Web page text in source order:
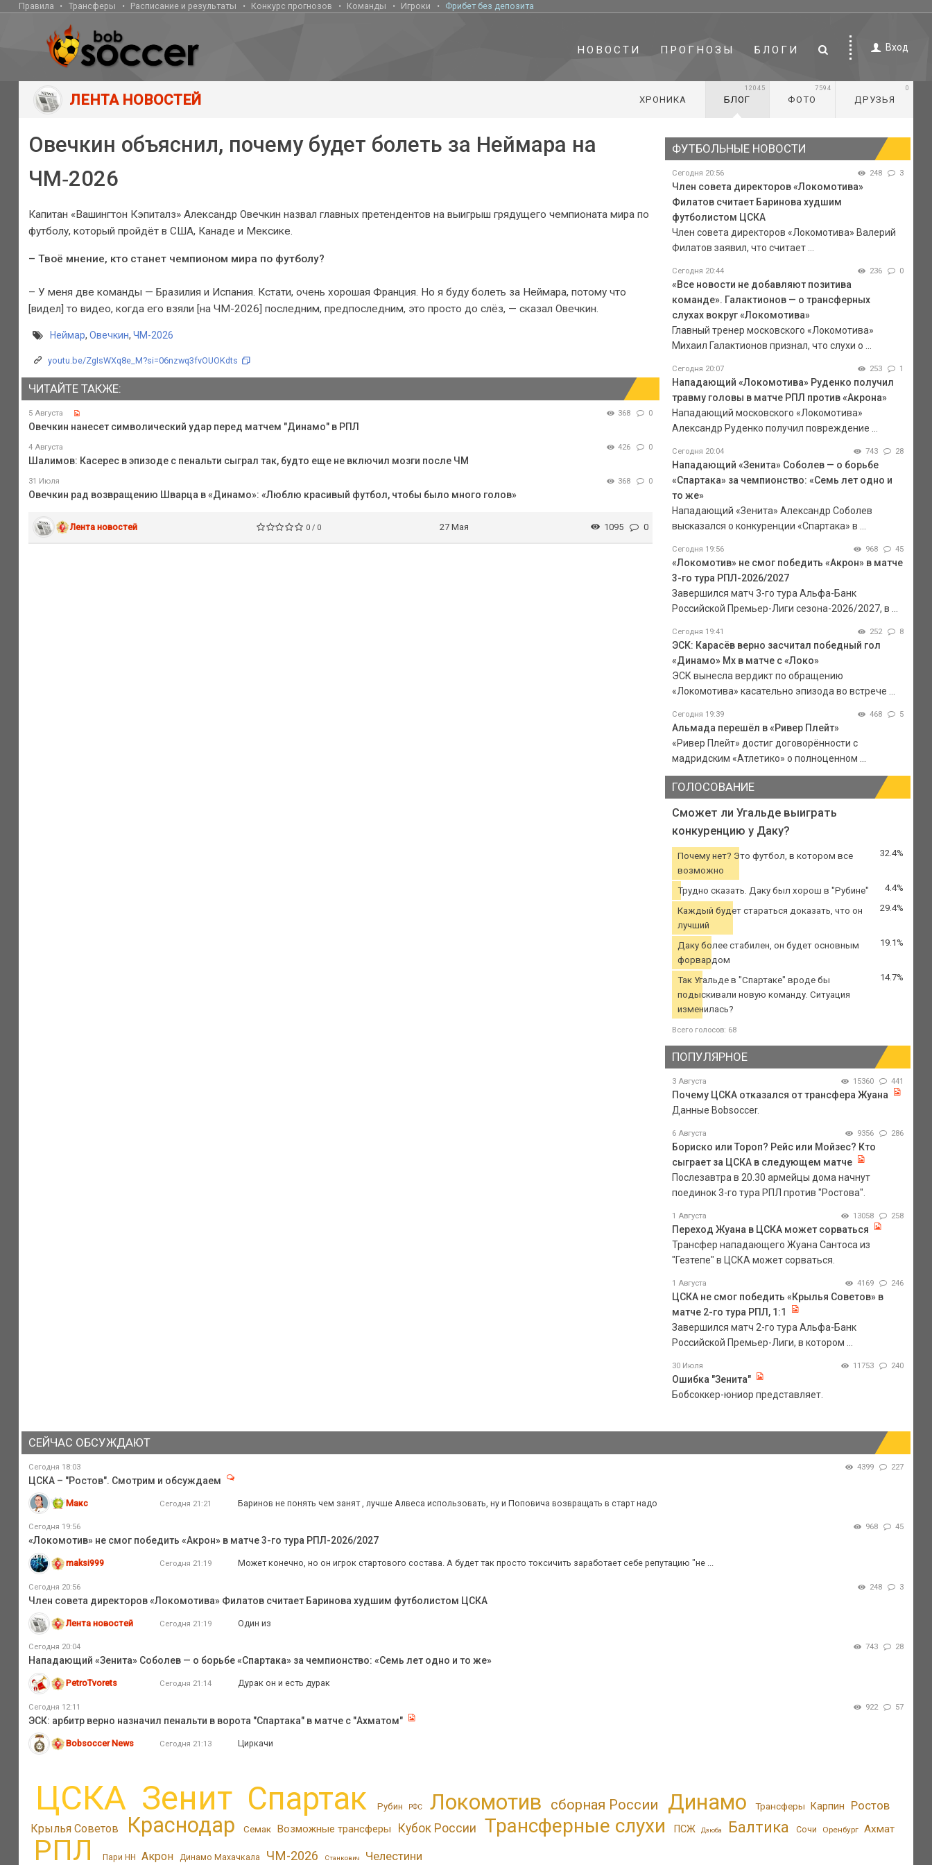
Правила Трансферы Расписание и результаты Конкурс прогнозов Команды Игроки Фрибет без депозита
НОВОСТИ ПРОГНОЗЫ БЛОГИ Вход
ЛЕНТА НОВОСТЕЙ ХРОНИКА БЛОГ
12045
ФОТО
7594
ДРУЗЬЯ
0
Овечкин объяснил, почему будет болеть за Неймара на
ЧМ‑2026
Капитан «Вашингтон Кэпиталз» Александр Овечкин назвал главных претендентов на выигрыш грядущего чемпионата мира по
футболу, который пройдёт в США, Канаде и Мексике.
– Твоё мнение, кто станет чемпионом мира по футболу?
– У меня две команды — Бразилия и Испания. Кстати, очень хорошая Франция. Но я буду болеть за Неймара, потому что
[видел] то видео, когда его взяли [на ЧМ-2026] последним, предпоследним, это просто до слёз, — сказал Овечкин.
Неймар, Овечкин, ЧМ-2026
youtu.be/ZgIsWXq8e_M?si=06nzwq3fvOUOKdts
ЧИТАЙТЕ ТАКЖЕ:
5 Августа 368 0
Овечкин нанесет символический удар перед матчем "Динамо" в РПЛ
4 Августа 426 0
Шалимов: Касерес в эпизоде с пенальти сыграл так, будто еще не включил мозги после ЧМ
31 Июля 368 0
Овечкин рад возвращению Шварца в «Динамо»: «Люблю красивый футбол, чтобы было много голов»
Лента новостей 0 / 0 27 Мая 1095 0
ФУТБОЛЬНЫЕ НОВОСТИ
Сегодня 20:56 248 3
Член совета директоров «Локомотива»
Филатов считает Баринова худшим
футболистом ЦСКА
Член совета директоров «Локомотива» Валерий
Филатов заявил, что считает ...
Сегодня 20:44 236 0
«Все новости не добавляют позитива
команде». Галактионов — о трансферных
слухах вокруг «Локомотива»
Главный тренер московского «Локомотива»
Михаил Галактионов признал, что слухи о ...
Сегодня 20:07 253 1
Нападающий «Локомотива» Руденко получил
травму головы в матче РПЛ против «Акрона»
Нападающий московского «Локомотива»
Александр Руденко получил повреждение ...
Сегодня 20:04 743 28
Нападающий «Зенита» Соболев — о борьбе
«Спартака» за чемпионство: «Семь лет одно и
то же»
Нападающий «Зенита» Александр Соболев
высказался о конкуренции «Спартака» в ...
Сегодня 19:56 968 45
«Локомотив» не смог победить «Акрон» в матче
3-го тура РПЛ-2026/2027
Завершился матч 3-го тура Альфа-Банк
Российской Премьер-Лиги сезона-2026/2027, в ...
Сегодня 19:41 252 8
ЭСК: Карасёв верно засчитал победный гол
«Динамо» Мх в матче с «Локо»
ЭСК вынесла вердикт по обращению
«Локомотива» касательно эпизода во встрече ...
Сегодня 19:39 468 5
Альмада перешёл в «Ривер Плейт»
«Ривер Плейт» достиг договорённости с
мадридским «Атлетико» о полноценном ...
ГОЛОСОВАНИЕ
Сможет ли Угальде выиграть
конкуренцию у Даку?
Почему нет? Это футбол, в котором все
возможно
32.4%
Трудно сказать. Даку был хорош в "Рубине" 4.4%
Каждый будет стараться доказать, что он
лучший
29.4%
Даку более стабилен, он будет основным
форвардом
19.1%
Так Угальде в "Спартаке" вроде бы
подыскивали новую команду. Ситуация
изменилась?
14.7%
Всего голосов: 68
ПОПУЛЯРНОЕ
3 Августа 15360 441
Почему ЦСКА отказался от трансфера Жуана
Данные Bobsoccer.
6 Августа 9356 286
Бориско или Тороп? Рейс или Мойзес? Кто
сыграет за ЦСКА в следующем матче
Послезавтра в 20.30 армейцы дома начнут
поединок 3-го тура РПЛ против "Ростова".
1 Августа 13058 258
Переход Жуана в ЦСКА может сорваться
Трансфер нападающего Жуана Сантоса из
"Гезтепе" в ЦСКА может сорваться.
1 Августа 4169 246
ЦСКА не смог победить «Крылья Советов» в
матче 2-го тура РПЛ, 1:1
Завершился матч 2-го тура Альфа-Банк
Российской Премьер-Лиги, в котором ...
30 Июля 11753 240
Ошибка "Зенита"
Бобсоккер-юниор представляет.
СЕЙЧАС ОБСУЖДАЮТ
Сегодня 18:03 4399 227
ЦСКА – "Ростов". Смотрим и обсуждаем
Макс Сегодня 21:21 Баринов не понять чем занят , лучше Алвеса использовать, ну и Поповича возвращать в старт надо
Сегодня 19:56 968 45
«Локомотив» не смог победить «Акрон» в матче 3-го тура РПЛ-2026/2027
maksi999 Сегодня 21:19 Может конечно, но он игрок стартового состава. А будет так просто токсичить заработает себе репутацию "не ...
Сегодня 20:56 248 3
Член совета директоров «Локомотива» Филатов считает Баринова худшим футболистом ЦСКА
Лента новостей Сегодня 21:19 Один из
Сегодня 20:04 743 28
Нападающий «Зенита» Соболев — о борьбе «Спартака» за чемпионство: «Семь лет одно и то же»
PetroTvorets Сегодня 21:14 Дурак он и есть дурак
Сегодня 12:11 922 57
ЭСК: арбитр верно назначил пенальти в ворота "Спартака" в матче с "Ахматом"
Bobsoccer News Сегодня 21:13 Циркачи
ЦСКА Зенит Спартак Рубин РФС Локомотив сборная России Динамо Трансферы Карпин Ростов
Крылья Советов Краснодар Семак Возможные трансферы Кубок России Трансферные слухи ПСЖ Дзюба Балтика Сочи Оренбург Ахмат
РПЛ Пари НН Акрон Динамо Махачкала ЧМ-2026 Станкович Челестини